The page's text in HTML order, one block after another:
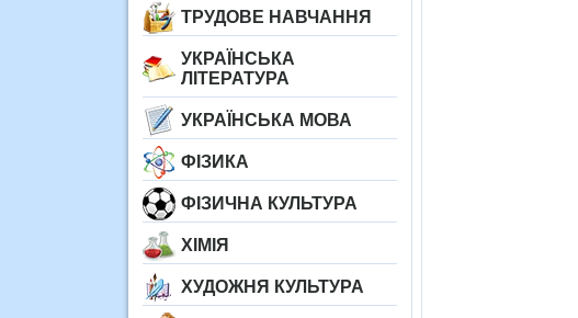
ТРУДОВЕ НАВЧАННЯ
УКРАЇНСЬКА
ЛІТЕРАТУРА
УКРАЇНСЬКА МОВА
ФІЗИКА
ФІЗИЧНА КУЛЬТУРА
ХІМІЯ
ХУДОЖНЯ КУЛЬТУРА